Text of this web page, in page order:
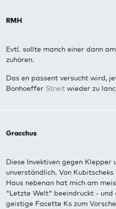
RMH
Evtl. sollte manch einer dann
zuhören.
Das en passent versucht wird,
Bonhoeffer Streit wieder zu
Gracchus
Diese Invektiven gegen
unverständlich. Von
Haus nebenan hat mich am
"Letzte Welt" beeindruckt - und
geistige Facette Ks zum